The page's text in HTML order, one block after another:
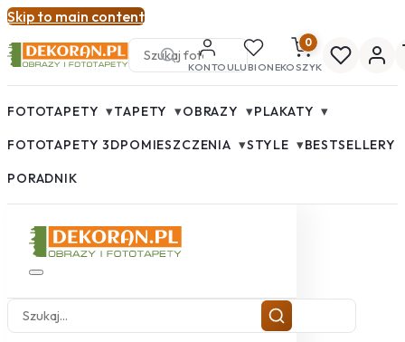
Skip to main content
KONTOULUBIONE
0
KOSZYK
FOTOTAPETY ▾TAPETY ▾OBRAZY ▾PLAKATY ▾
FOTOTAPETY 3DPOMIESZCZENIA ▾STYLE ▾BESTSELLERY
PORADNIK